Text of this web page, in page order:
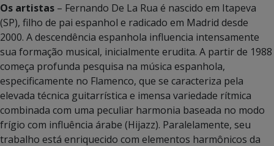
Os artistas – Fernando De La Rua é nascido em Itapeva
(SP), filho de pai espanhol e radicado em Madrid desde
2000. A descendência espanhola infl­uencia intensamente
sua formação musical, inicialmente erudita. A partir de 1988
começa profunda pesquisa na música espanhola,
especificamente no Flamenco, que se caracteriza pela
elevada técnica guitarrística e imensa variedade rítmica
combinada com uma peculiar harmonia baseada no modo
frígio com infl­uência árabe (Hijazz). Paralelamente, seu
trabalho está enriquecido com elementos harmônicos da